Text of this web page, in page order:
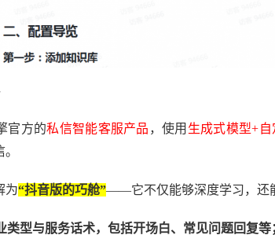
官方的私信智能客服产品 ，使用 生成式模型+
为“抖音版的巧舱”——它不仅能够深度学习，还
类型与服务话术，包括开场白、常见问题回复等